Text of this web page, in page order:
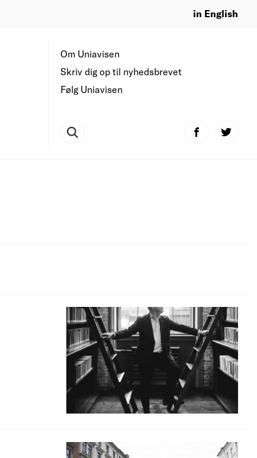
in English
Om Uniavisen
Skriv dig op til nyhedsbrevet
Følg Uniavisen